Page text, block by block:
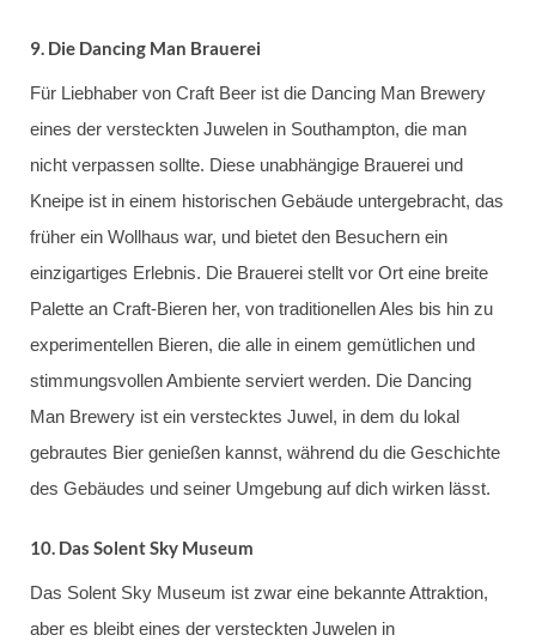
9. Die Dancing Man Brauerei
Für Liebhaber von Craft Beer ist die Dancing Man Brewery
eines der versteckten Juwelen in Southampton, die man
nicht verpassen sollte. Diese unabhängige Brauerei und
Kneipe ist in einem historischen Gebäude untergebracht, das
früher ein Wollhaus war, und bietet den Besuchern ein
einzigartiges Erlebnis. Die Brauerei stellt vor Ort eine breite
Palette an Craft-Bieren her, von traditionellen Ales bis hin zu
experimentellen Bieren, die alle in einem gemütlichen und
stimmungsvollen Ambiente serviert werden. Die Dancing
Man Brewery ist ein verstecktes Juwel, in dem du lokal
gebrautes Bier genießen kannst, während du die Geschichte
des Gebäudes und seiner Umgebung auf dich wirken lässt.
10. Das Solent Sky Museum
Das Solent Sky Museum ist zwar eine bekannte Attraktion,
aber es bleibt eines der versteckten Juwelen in